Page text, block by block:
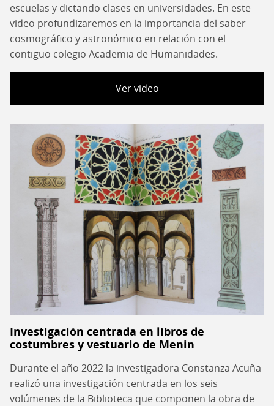
escuelas y dictando clases en universidades. En este
video profundizaremos en la importancia del saber
cosmográfico y astronómico en relación con el
contiguo colegio Academia de Humanidades.
Ver video
Investigación centrada en libros de
costumbres y vestuario de Menin
Durante el año 2022 la investigadora Constanza Acuña
realizó una investigación centrada en los seis
volúmenes de la Biblioteca que componen la obra de